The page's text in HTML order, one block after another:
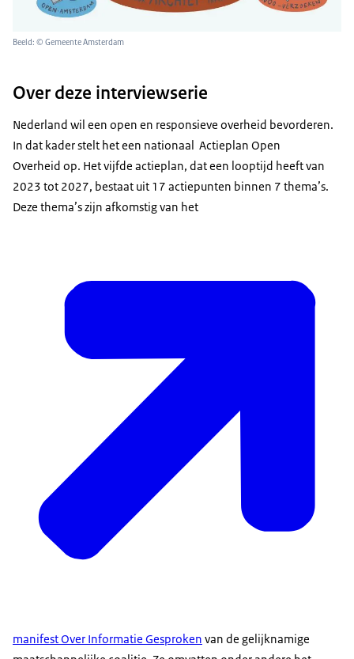
Beeld: © Gemeente Amsterdam
Over deze interviewserie
Nederland wil een open en responsieve overheid bevorderen.
In dat kader stelt het een nationaal Actieplan Open
Overheid op. Het vijfde actieplan, dat een looptijd heeft van
2023 tot 2027, bestaat uit 17 actiepunten binnen 7 thema’s.
Deze thema’s zijn afkomstig van het
manifest Over Informatie Gesproken van de gelijknamige